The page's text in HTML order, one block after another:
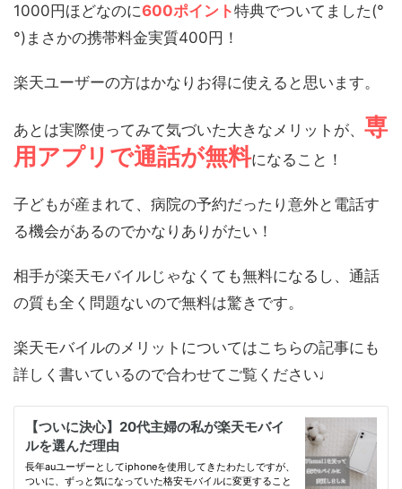
1000円ほどなのに600ポイント特典でついてました(°
°)まさかの携帯料金実質400円！
楽天ユーザーの方はかなりお得に使えると思います。
あとは実際使ってみて気づいた大きなメリットが、 専
用アプリで通話が無料になること！
子どもが産まれて、病院の予約だったり意外と電話す
る機会があるのでかなりありがたい！
相手が楽天モバイルじゃなくても無料になるし、通話
の質も全く問題ないので無料は驚きです。
楽天モバイルのメリットについてはこちらの記事にも
詳しく書いているので合わせてご覧ください♩